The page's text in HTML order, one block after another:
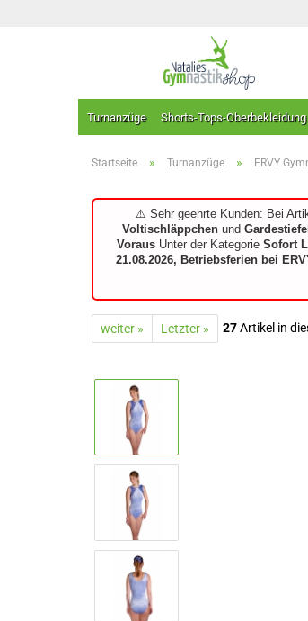
Turnanzüge Shorts-Tops-Oberbekleidung
Startseite » Turnanzüge » ERVY
⚠️ Sehr geehrte Kunden: Bei
Voltischläppchenund
VorausUnter der Kategorie Sofort
21.08.2026, Betriebsferien bei
weiter » Letzter » 27Artikel in